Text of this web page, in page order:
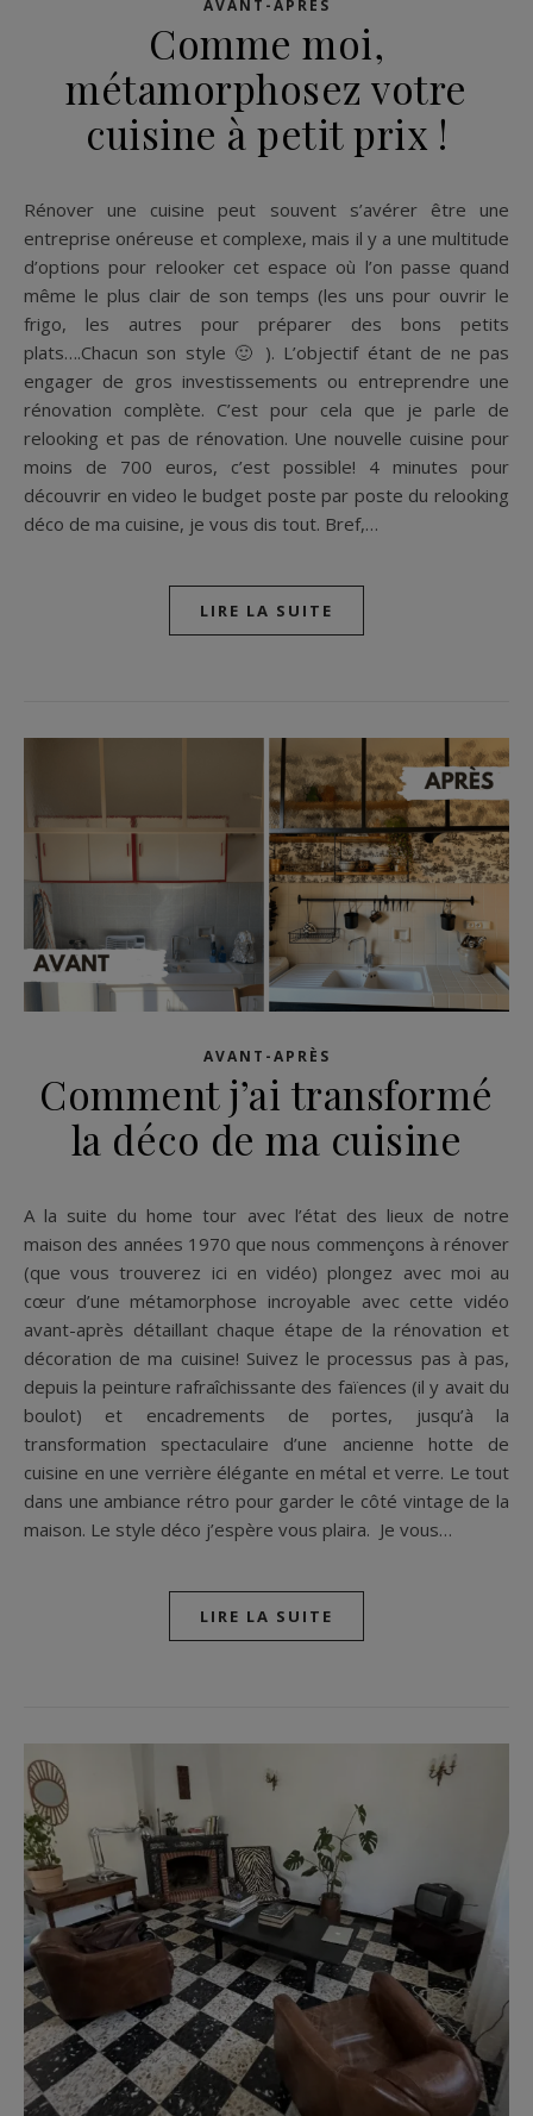
AVANT-APRÈS
Comme moi,
métamorphosez votre
cuisine à petit prix !
Rénover une cuisine peut souvent s’avérer être une
entreprise onéreuse et complexe, mais il y a une multitude
d’options pour relooker cet espace où l’on passe quand
même le plus clair de son temps (les uns pour ouvrir le
frigo, les autres pour préparer des bons petits
plats….Chacun son style 🙂 ). L’objectif étant de ne pas
engager de gros investissements ou entreprendre une
rénovation complète. C’est pour cela que je parle de
relooking et pas de rénovation. Une nouvelle cuisine pour
moins de 700 euros, c’est possible! 4 minutes pour
découvrir en video le budget poste par poste du relooking
déco de ma cuisine, je vous dis tout. Bref,…
LIRE LA SUITE
AVANT-APRÈS
Comment j’ai transformé
la déco de ma cuisine
A la suite du home tour avec l’état des lieux de notre
maison des années 1970 que nous commençons à rénover
(que vous trouverez ici en vidéo) plongez avec moi au
cœur d’une métamorphose incroyable avec cette vidéo
avant-après détaillant chaque étape de la rénovation et
décoration de ma cuisine! Suivez le processus pas à pas,
depuis la peinture rafraîchissante des faïences (il y avait du
boulot) et encadrements de portes, jusqu’à la
transformation spectaculaire d’une ancienne hotte de
cuisine en une verrière élégante en métal et verre. Le tout
dans une ambiance rétro pour garder le côté vintage de la
maison. Le style déco j’espère vous plaira. Je vous…
LIRE LA SUITE